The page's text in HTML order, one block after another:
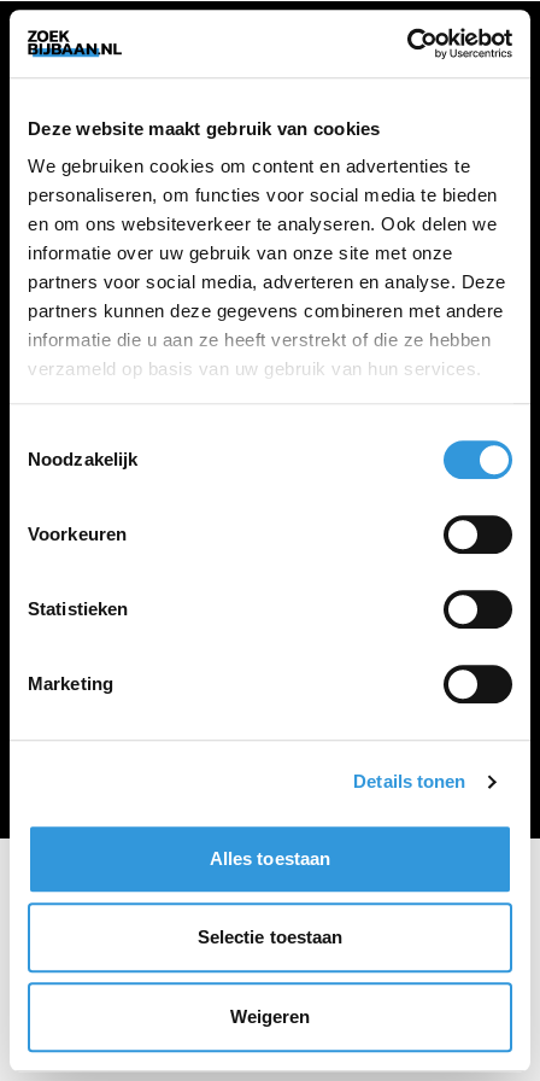
Deze website maakt gebruik van cookies
We gebruiken cookies om content en advertenties te
personaliseren, om functies voor social media te bieden
en om ons websiteverkeer te analyseren. Ook delen we
informatie over uw gebruik van onze site met onze
partners voor social media, adverteren en analyse. Deze
partners kunnen deze gegevens combineren met andere
informatie die u aan ze heeft verstrekt of die ze hebben
verzameld op basis van uw gebruik van hun services.
Noodzakelijk
Voorkeuren
Statistieken
Marketing
Details tonen
Alles toestaan
Selectie toestaan
Weigeren
ZOEKBIJBAAN
FAQ
Kennis maken met MELON
VACATURES
Alle vacatures